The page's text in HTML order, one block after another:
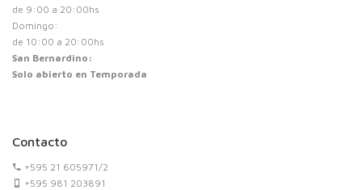
de 9:00 a 20:00hs
Domingo:
de 10:00 a 20:00hs
San Bernardino:
Solo abierto en Temporada
Contacto
+595 21 605971/2
+595 981 203891